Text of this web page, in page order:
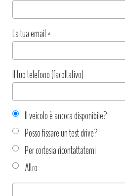
La tua email*
Il tuo telefono (facoltativo)
Il veicolo è ancora disponibile?
Posso fissare un test drive?
Per cortesia ricontattatemi
Altro
Tipo